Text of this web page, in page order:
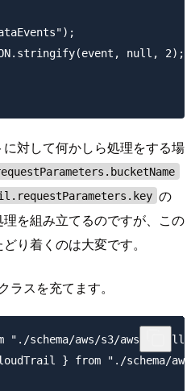
null, 2);
対して何かしら処理をする場
の
を組み立てるのですが、この
り着くのは大変です。
ラスを充てます。
"./schema/aws/s3/
} from "./schema/